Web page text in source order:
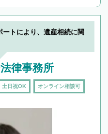
可の条件
再検索
ートにより、遺産相続に関
律事務所
土日祝OK オンライン相談可